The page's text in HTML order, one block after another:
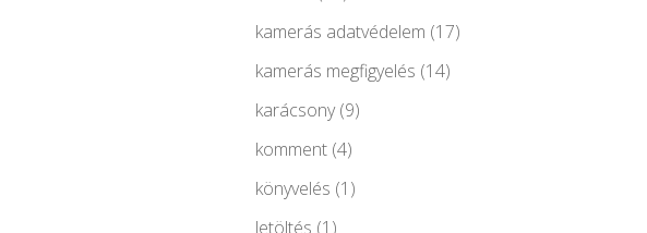
kamerás adatvédelem (17)
kamerás megfigyelés (14)
karácsony(9)
komment(4)
könyvelés (1)
letöltés (1)